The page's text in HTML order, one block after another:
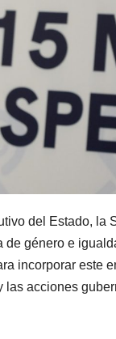
del Estado, la
género e
incorporar este
acciones